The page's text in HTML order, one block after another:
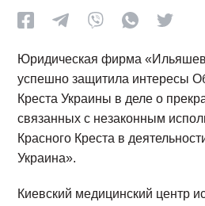
Юридическая фирма
успешно защитила интересы
Креста Украины в деле о
связанных с незаконным
Красного Креста в
Украина».
Киевский медицинский центр